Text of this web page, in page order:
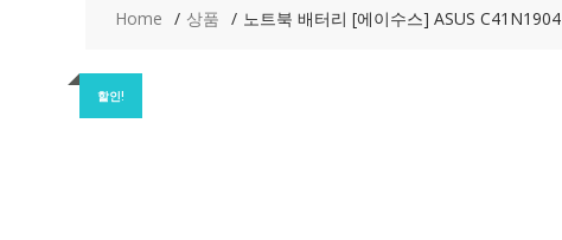
Home 상품 노트북 배터리 [에이수스] ASUS C41N1904
할인!